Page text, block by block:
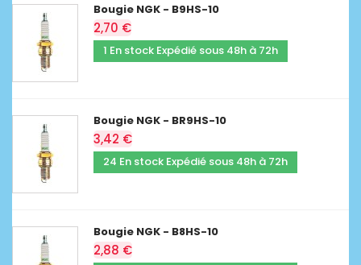
Bougie NGK - B9HS-10
2,70 €
1 En stock Expédié sous 48h à 72h
Bougie NGK - BR9HS-10
3,42 €
24 En stock Expédié sous 48h à 72h
Bougie NGK - B8HS-10
2,88 €